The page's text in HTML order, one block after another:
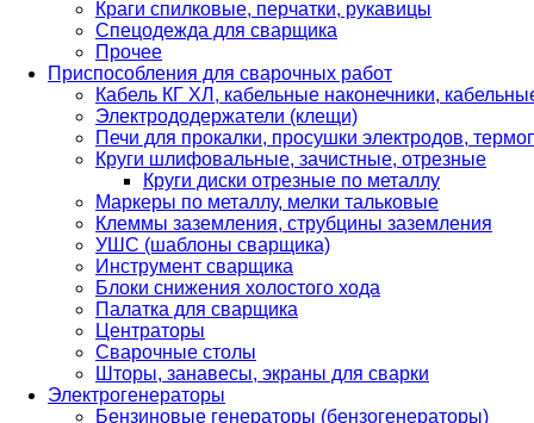
Краги спилковые, перчатки, рукавицы
Спецодежда для сварщика
Прочее
Приспособления для сварочных работ
Кабель КГ ХЛ, кабельные наконечники,
Электрододержатели (клещи)
Печи для прокалки, просушки электродов,
Круги шлифовальные, зачистные, отрезные
Круги диски отрезные по металлу
Маркеры по металлу, мелки тальковые
Клеммы заземления, струбцины заземления
УШС (шаблоны сварщика)
Инструмент сварщика
Блоки снижения холостого хода
Палатка для сварщика
Центраторы
Сварочные столы
Шторы, занавесы, экраны для сварки
Электрогенераторы
Бензиновые генераторы (бензогенераторы)